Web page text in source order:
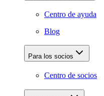
Centro de ayuda
Blog
Para los socios
Centro de socios